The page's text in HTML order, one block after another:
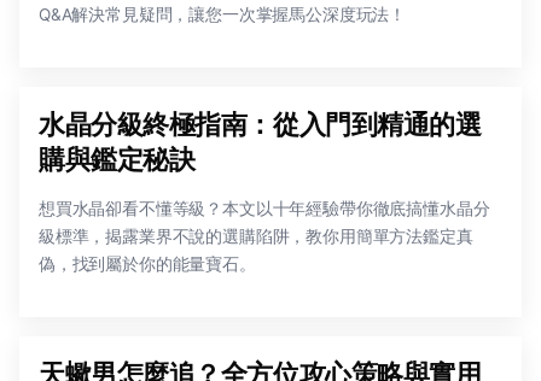
Q&A解決常見疑問，讓您一次掌握馬公深度玩法！
水晶分級終極指南：從入門到精通的選
購與鑑定秘訣
想買水晶卻看不懂等級？本文以十年經驗帶你徹底搞懂水晶分
級標準，揭露業界不說的選購陷阱，教你用簡單方法鑑定真
偽，找到屬於你的能量寶石。
天蠍男怎麼追？全方位攻心策略與實用